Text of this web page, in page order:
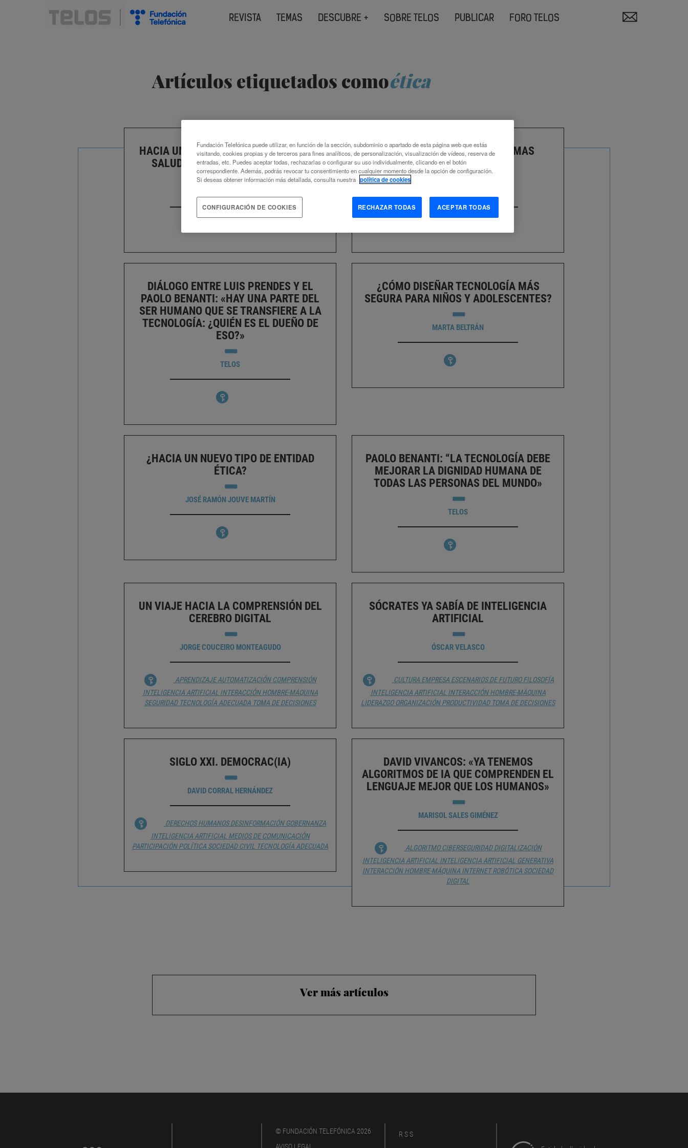
REVISTA TEMAS DESCUBRE + SOBRE TELOS PUBLICAR FORO TELOS
Artículos etiquetados comoética
HACIA UNA ÉTICA ILUSTRADA PARA LA
SALUD DE NUESTRA DEMOCRACIA
ORÁCULOS MODERNOS, DILEMAS
ANTIGUOS
DIÁLOGO ENTRE LUIS PRENDES Y EL
PAOLO BENANTI: «HAY UNA PARTE DEL
SER HUMANO QUE SE TRANSFIERE A LA
TECNOLOGÍA: ¿QUIÉN ES EL DUEÑO DE
ESO?»
TELOS
¿CÓMO DISEÑAR TECNOLOGÍA MÁS
SEGURA PARA NIÑOS Y ADOLESCENTES?
MARTA BELTRÁN
¿HACIA UN NUEVO TIPO DE ENTIDAD
ÉTICA?
JOSÉ RAMÓN JOUVE MARTÍN
PAOLO BENANTI: “LA TECNOLOGÍA DEBE
MEJORAR LA DIGNIDAD HUMANA DE
TODAS LAS PERSONAS DEL MUNDO»
TELOS
UN VIAJE HACIA LA COMPRENSIÓN DEL
CEREBRO DIGITAL
JORGE COUCEIRO MONTEAGUDO
APRENDIZAJE AUTOMATIZACIÓN COMPRENSIÓN
INTELIGENCIA ARTIFICIAL INTERACCIÓN HOMBRE-MÁQUINA
SEGURIDAD TECNOLOGÍA ADECUADA TOMA DE DECISIONES
SÓCRATES YA SABÍA DE INTELIGENCIA
ARTIFICIAL
ÓSCAR VELASCO
CULTURA EMPRESA ESCENARIOS DE FUTURO FILOSOFÍA
INTELIGENCIA ARTIFICIAL INTERACCIÓN HOMBRE-MÁQUINA
LIDERAZGO ORGANIZACIÓN PRODUCTIVIDAD TOMA DE DECISIONES
SIGLO XXI. DEMOCRAC(IA)
DAVID CORRAL HERNÁNDEZ
DERECHOS HUMANOS DESINFORMACIÓN GOBERNANZA
INTELIGENCIA ARTIFICIAL MEDIOS DE COMUNICACIÓN
PARTICIPACIÓN POLÍTICA SOCIEDAD CIVIL TECNOLOGÍA ADECUADA
DAVID VIVANCOS: «YA TENEMOS
ALGORITMOS DE IA QUE COMPRENDEN EL
LENGUAJE MEJOR QUE LOS HUMANOS»
MARISOL SALES GIMÉNEZ
ALGORITMO CIBERSEGURIDAD DIGITALIZACIÓN
INTELIGENCIA ARTIFICIAL INTELIGENCIA ARTIFICIAL GENERATIVA
INTERACCIÓN HOMBRE-MÁQUINA INTERNET ROBÓTICA SOCIEDAD
DIGITAL
Ver más artículos
© FUNDACIÓN TELEFÓNICA 2026
RSS
Fundación Telefónica puede utilizar, en función de la sección, subdominio o apartado de esta página web que estás
visitando, cookies propias y de terceros para fines analíticos, de personalización, visualización de vídeos, reserva de
entradas, etc. Puedes aceptar todas, rechazarlas o configurar su uso individualmente, clicando en el botón
correspondiente. Además, podrás revocar tu consentimiento en cualquier momento desde la opción de configuración.
Si deseas obtener información más detallada, consulta nuestra política de cookies
RECHAZAR TODAS ACEPTAR TODAS
CONFIGURACIÓN DE COOKIES